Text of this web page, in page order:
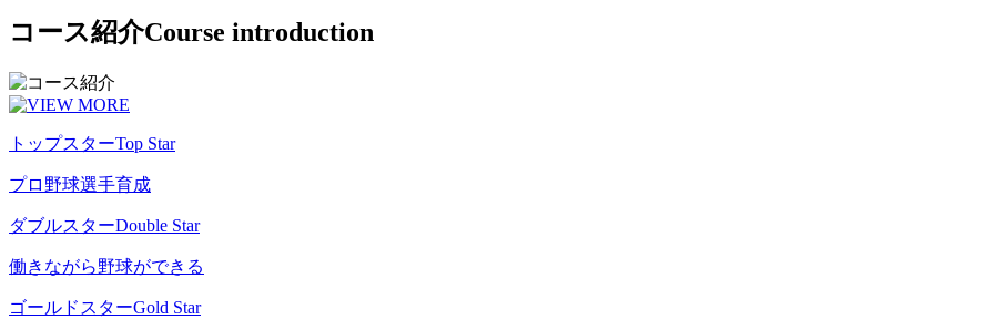
コース紹介Course introduction
トップスターTop Star
プロ野球選手育成
ダブルスターDouble Star
働きながら野球ができる
ゴールドスターGold Star